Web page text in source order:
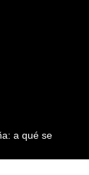
a qué se